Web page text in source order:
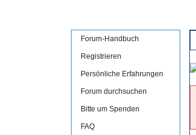
Forum-Handbuch
Registrieren
Persönliche Erfahrungen
Forum durchsuchen
Bitte um Spenden
FAQ